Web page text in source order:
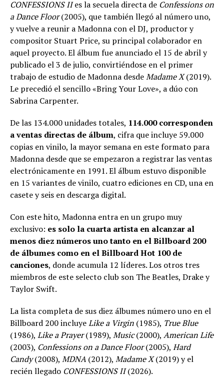
CONFESSIONS IIes la secuela directa de Confessions on
a Dance Floor(2005), que también llegó al número uno,
y vuelve a reunir a Madonna con el DJ, productor y
compositor Stuart Price, su principal colaborador en
aquel proyecto. El álbum fue anunciado el 15 de abril y
publicado el 3 de julio, convirtiéndose en el primer
trabajo de estudio de Madonna desdeMadame X(2019).
Le precedió el sencillo «Bring Your Love», a dúo con
Sabrina Carpenter.
De las 134.000 unidades totales, 114.000 corresponden
a ventas directas de álbum, cifra que incluye 59.000
copias en vinilo, la mayor semana en este formato para
Madonna desde que se empezaron a registrar las ventas
electrónicamente en 1991. El álbum estuvo disponible
en 15 variantes de vinilo, cuatro ediciones en CD, una en
casete y seis en descarga digital.
Con este hito, Madonna entra en un grupo muy
exclusivo: es solo la cuarta artista en alcanzar al
menos diez números uno tanto en el Billboard 200
de álbumes como en el Billboard Hot 100 de
canciones, donde acumula 12 líderes. Los otros tres
miembros de este selecto club son The Beatles, Drake y
Taylor Swift.
La lista completa de sus diez álbumes número uno en el
Billboard 200 incluyeLike a Virgin (1985), True Blue
(1986), Like a Prayer(1989), Music(2000), American Life
(2003), Confessions on a Dance Floor(2005), Hard
Candy(2008), MDNA (2012), Madame X(2019) y el
recién llegado CONFESSIONS II(2026).